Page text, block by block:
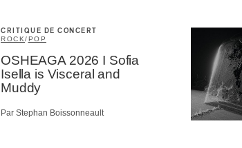
CRITIQUE DE CONCERT
ROCK/POP
OSHEAGA 2026 I Sofia
Isella is Visceral and
Muddy
Par Stephan Boissonneault